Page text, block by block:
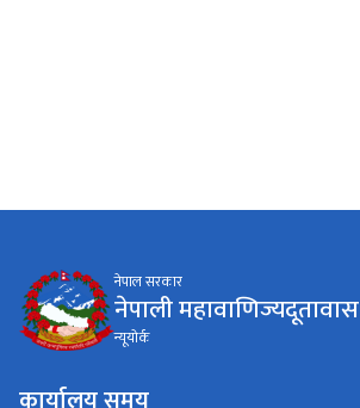
नेपाल सरकार
नेपाली महावाणिज्यदूतावास
न्यूयाेर्क